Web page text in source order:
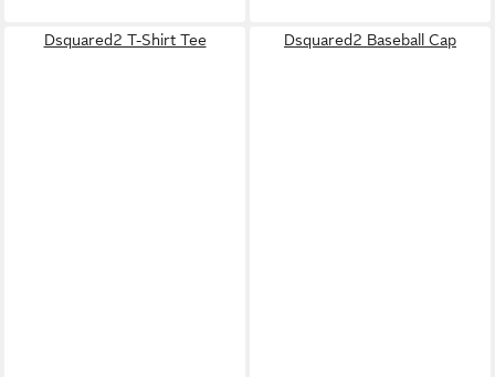
Dsquared2 T-Shirt Tee Dsquared2 Baseball Cap